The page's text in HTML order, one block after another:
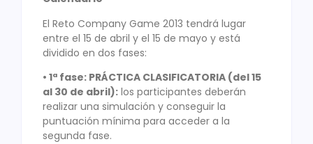
El Reto Company Game 2013 tendrá lugar
entre el 15 de abril y el 15 de mayo y está
dividido en dos fases:
• 1ª fase: PRÁCTICA CLASIFICATORIA (del 15
al 30 de abril): los participantes deberán
realizar una simulación y conseguir la
puntuación mínima para acceder a la
segunda fase.